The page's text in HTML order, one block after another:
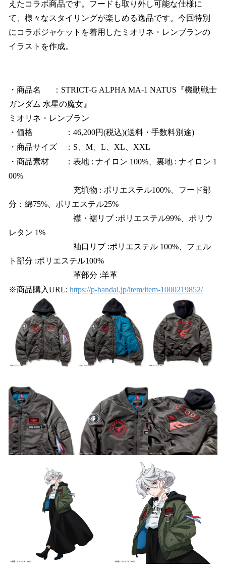
えたコラボ商品です。フードも取り外し可能な仕様に
て、様々なスタイリングが楽しめる逸品です。今回特別
にコラボジャケットを着用したミオリネ・レンブランの
イラストを作成。
・商品名 ：STRICT-G ALPHA MA-1 NATUS『機動戦士
ガンダム 水星の魔女』
ミオリネ・レンブラン
・価格 ：46,200円(税込)(送料・手数料別途)
・商品サイズ ：S、M、L、XL、XXL
・商品素材 ：表地 : ナイロン 100%、裏地 : ナイロン 1
00%
充填物 : ポリエステル100%、フード部
分：綿75%、ポリエステル25%
襟・裾リブ :ポリエステル99%、ポリウ
レタン 1%
袖口リブ :ポリエステル 100%、フェル
ト部分 :ポリエステル100%
革部分 :羊革
※商品購入URL: https://p-bandai.jp/item/item-1000219852/